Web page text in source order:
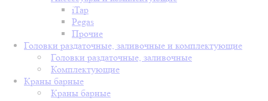
iTap
Pegas
Прочие
Головки раздаточные, заливочные и комплектующие
Головки раздаточные, заливочные
Комплектующие
Краны барные
Краны барные